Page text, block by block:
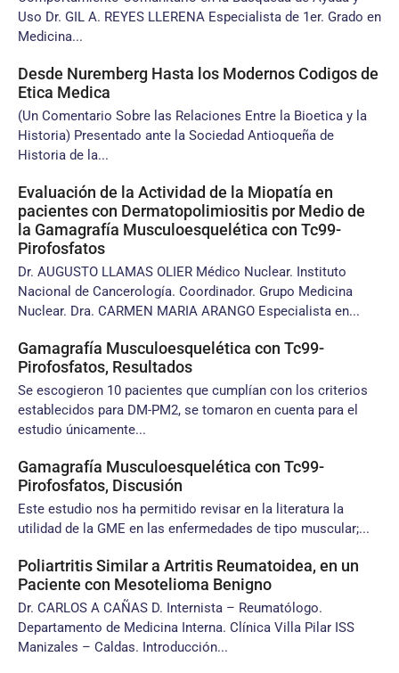
Uso Dr. GIL A. REYES LLERENA Especialista de 1er. Grado en
Medicina...
Desde Nuremberg Hasta los Modernos Codigos de
Etica Medica
(Un Comentario Sobre las Relaciones Entre la Bioetica y la
Historia) Presentado ante la Sociedad Antioqueña de
Historia de la...
Evaluación de la Actividad de la Miopatía en
pacientes con Dermatopolimiositis por Medio de
la Gamagrafía Musculoesquelética con Tc99-
Pirofosfatos
Dr. AUGUSTO LLAMAS OLIER Médico Nuclear. Instituto
Nacional de Cancerología. Coordinador. Grupo Medicina
Nuclear. Dra. CARMEN MARIA ARANGO Especialista en...
Gamagrafía Musculoesquelética con Tc99-
Pirofosfatos, Resultados
Se escogieron 10 pacientes que cumplían con los criterios
establecidos para DM-PM2, se tomaron en cuenta para el
estudio únicamente...
Gamagrafía Musculoesquelética con Tc99-
Pirofosfatos, Discusión
Este estudio nos ha permitido revisar en la literatura la
utilidad de la GME en las enfermedades de tipo muscular;...
Poliartritis Similar a Artritis Reumatoidea, en un
Paciente con Mesotelioma Benigno
Dr. CARLOS A CAÑAS D. Internista – Reumatólogo.
Departamento de Medicina Interna. Clínica Villa Pilar ISS
Manizales – Caldas. Introducción...